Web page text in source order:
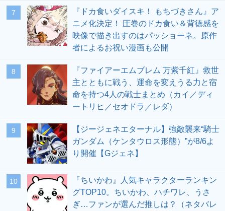
7
『ドカ食いダイスキ！ もちづきさん』ア
ニメ化決定！ 圧巻のドカ食い＆背徳感を
映像で描き出すのはパッショーネ。原作
者によるお祝い漫画も公開
8
『ファイアーエムブレム 万紫千紅』救世
主とともに戦う、運命を変えうる力と宿
命を持つ4人の戦士まとめ（カイ／ディ
ートリヒ／セオドラ／レダ）
9
【ジージェネエターナル】強敵襲来“騎士
ガンダム（ケンタウロス形態）”が8/6よ
り開催【Gジェネ】
10
『ちいかわ』人気キャラクターランキン
グTOP10。ちいかわ、ハチワレ、うさ
ぎ…ファンが選んだ推しは？（ネタバレ